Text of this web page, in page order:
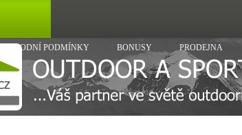
OBCHODNÍ PODMÍNKY BONUSY PRODEJNA